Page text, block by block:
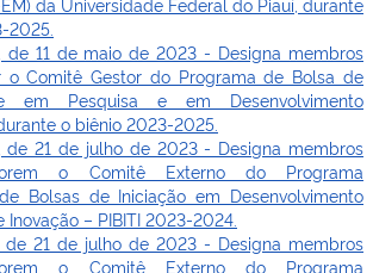
2025.
de 11 de maio de 2023 - Designa membros
o Comitê Gestor do Programa de Bolsa de
em Pesquisa e em Desenvolvimento
o biênio 2023-2025.
de 21 de julho de 2023 - Designa membros
o Comitê Externo do Programa
Bolsas de Iniciação em Desenvolvimento
Inovação – PIBITI 2023-2024.
de 21 de julho de 2023 - Designa membros
o Comitê Externo do Programa